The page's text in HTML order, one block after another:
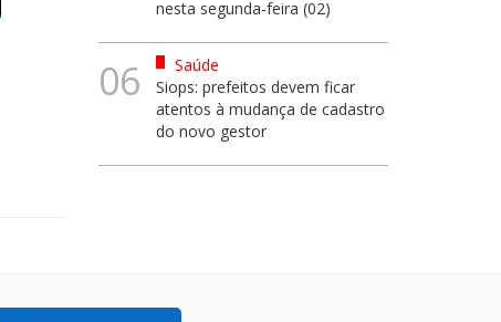
nesta segunda-feira (02)
06
Saúde
Siops: prefeitos devem ficar
atentos à mudança de cadastro
do novo gestor